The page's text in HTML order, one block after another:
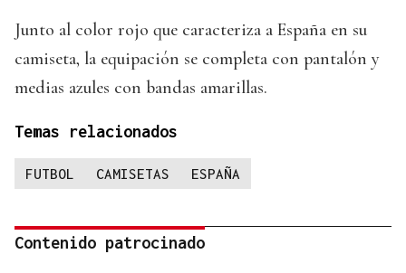
Junto al color rojo que caracteriza a España en su
camiseta, la equipación se completa con pantalón y
medias azules con bandas amarillas.
Temas relacionados
FUTBOL CAMISETAS ESPAÑA
Contenido patrocinado